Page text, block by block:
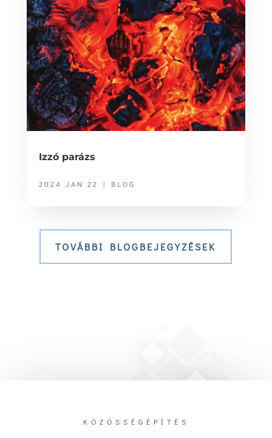
Izzó parázs
2024 JAN 22 | BLOG
TOVÁBBI BLOGBEJEGYZÉSEK
KÖZÖSSÉGÉPÍTÉS